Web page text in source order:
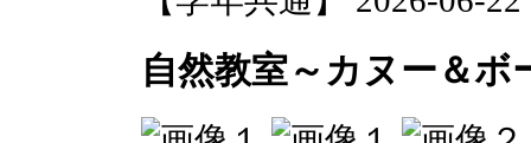
自然教室～カヌー＆ボ